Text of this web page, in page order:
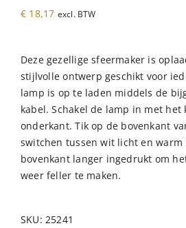
€ 18,17 excl. BTW
Deze gezellige sfeermaker is
stijlvolle ontwerp geschikt voor
lamp is op te laden middels de
kabel. Schakel de lamp in met het
onderkant. Tik op de bovenkant
switchen tussen wit licht en warm
bovenkant langer ingedrukt om
weer feller te maken.
SKU:25241